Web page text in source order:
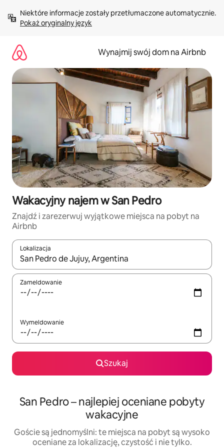
treści Pokaż oryginalny język
Wynajmij swój dom na Airbnb
Wakacyjny najem w San Pedro
Znajdź i zarezerwuj wyjątkowe miejsca na pobyt na
Airbnb
Lokalizacja
Gdy wyniki będą dostępne, możesz poruszać się po nich za
Zameldowanie
Wymeldowanie
Szukaj
San Pedro – najlepiej oceniane pobyty
wakacyjne
Goście są jednomyślni: te miejsca na pobyt są wysoko
oceniane za lokalizację, czystość i nie tylko.